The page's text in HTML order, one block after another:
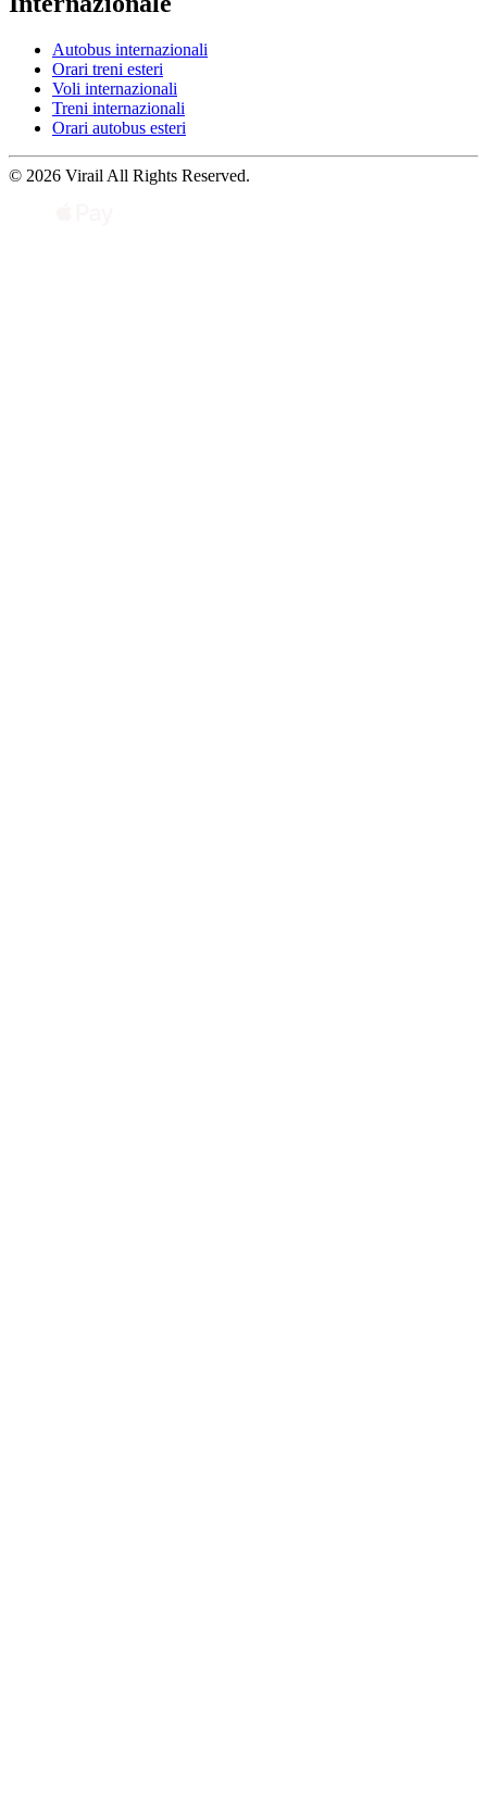
Autobus internazionali
Orari treni esteri
Voli internazionali
Treni internazionali
Orari autobus esteri
© 2026 Virail All Rights Reserved.